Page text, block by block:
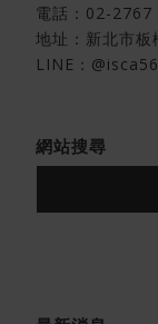
電話： 02-2767
地址： 新北市板
LINE：
網站搜尋